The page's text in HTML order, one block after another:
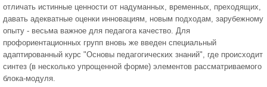
отличать истинные ценности от надуманных, временных, преходящих,
давать адекватные оценки инновациям, новым подходам, зарубежному
опыту - весьма важное для педагога качество. Для
профориентационных групп вновь же введен специальный
адаптированный курс "Основы педагогических знаний", где происходит
синтез (в несколько упрощенной форме) элементов рассматриваемого
блока-модуля.